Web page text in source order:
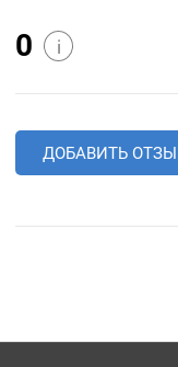
0 i
ДОБАВИТЬ